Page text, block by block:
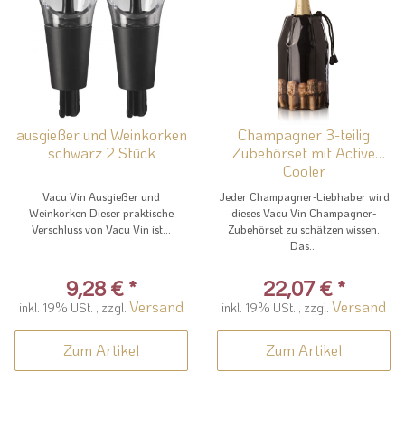
ausgießer und Weinkorken
schwarz 2 Stück
Vacu Vin Ausgießer und
Weinkorken Dieser praktische
Verschluss von Vacu Vin ist...
9,28 € *
inkl. 19% USt. , zzgl. Versand
Zum Artikel
Champagner 3-teilig
Zubehörset mit Active
Cooler
Jeder Champagner-Liebhaber wird
dieses Vacu Vin Champagner-
Zubehörset zu schätzen wissen.
Das...
22,07 € *
inkl. 19% USt. , zzgl. Versand
Zum Artikel